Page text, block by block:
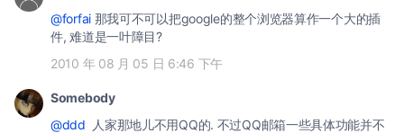
@forfai那我可不可以把google的整个浏览器算作一个大的插
件, 难道是一叶障目?
2010 年 08 月 05 日 6:46 下午
Somebody
@ddd 人家那地儿不用QQ的. 不过QQ邮箱一些具体功能并不